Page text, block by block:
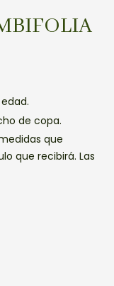
de copa.
que
que recibirá. Las